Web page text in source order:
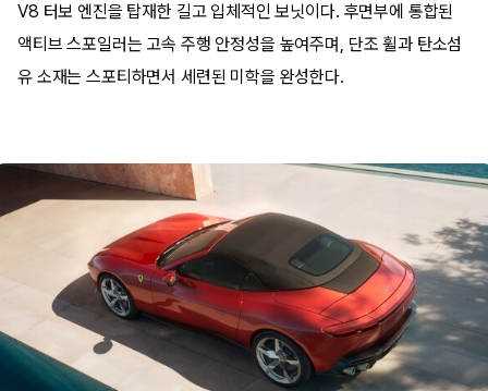
V8 터보 엔진을 탑재한 길고 입체적인 보닛이다. 후면부에 통합된
액티브 스포일러는 고속 주행 안정성을 높여주며, 단조 휠과 탄소섬
유 소재는 스포티하면서 세련된 미학을 완성한다.